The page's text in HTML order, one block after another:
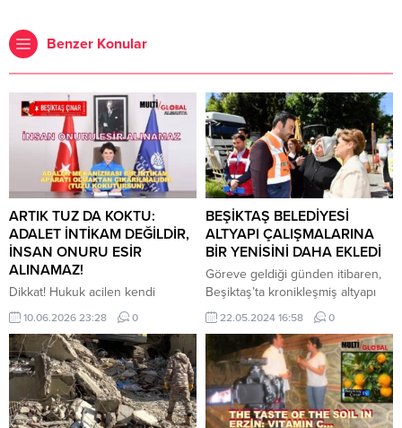
Benzer Konular
​ARTIK TUZ DA KOKTU:
ADALET İNTİKAM DEĞİLDİR,
İNSAN ONURU ESİR
ALINAMAZ!
Dikkat! Hukuk acilen kendi
çizgisine dönmeli, adalet
mekanizması bir intikam aparatı
olmaktan çıkarılmalıdır… “Et
kokarsa tuzlarsın, ya tuz kokarsa
ne yaparsın?” sözü, tam da bugün
içinde bulunduğumuz durumu,
yani adaleti koruması gereken
10.06.2026 23:28 0
BEŞİKTAŞ BELEDİYESİ
ALTYAPI ÇALIŞMALARINA
BİR YENİSİNİ DAHA EKLEDİ
Göreve geldiği günden itibaren,
Beşiktaş’ta kronikleşmiş altyapı
sorunlarının çözümü için yoğun
birçalışma sürecine giren ve bu
konuda çok büyük başarılara imza
atan Beşiktaş Belediye Başkanı
RızaAkpolat, ilçede bulunan
Melisa Sokak’ta su baskını
sorununu ortadan kaldırmak için
22.05.2024 16:58 0